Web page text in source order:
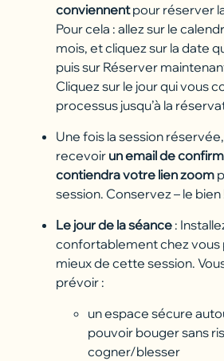
conviennentpour réserver
Pour cela : allez sur le
mois, et cliquez sur la date
puis sur Réserver
Cliquez sur le jour qui vous
processus jusqu’à la
Une fois la session
recevoir un email de
contiendra votre lien zoom
session. Conservez – le bien
Le jour de la séance :
confortablement chez vous
mieux de cette session.
prévoir :
un espace sécure
pouvoir bouger sans
cogner/blesser